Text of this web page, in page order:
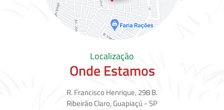
Localização
Onde Estamos
R. Francisco Henrique, 298 B.
Ribeirão Claro, Guapiaçú - SP